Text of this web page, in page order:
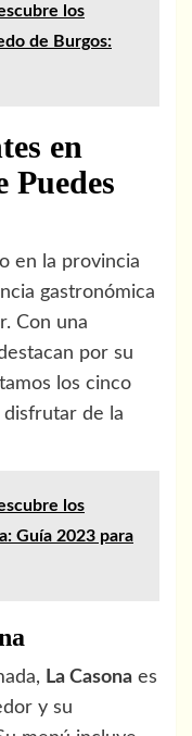
los
de Burgos:
en
Puedes
en la provincia
gastronómica
Con una
por su
los cinco
de la
los
Guía 2023 para
La Casona es
y su